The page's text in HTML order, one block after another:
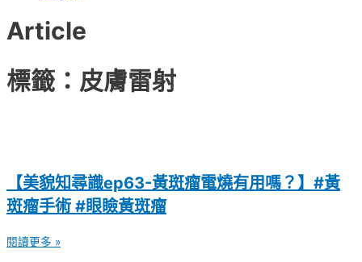
Article
標籤：皮膚雷射
【美貌知尋識ep63-黃斑瘤電燒有用嗎？】#黃
斑瘤手術 #眼瞼黃斑瘤
閱讀更多 »